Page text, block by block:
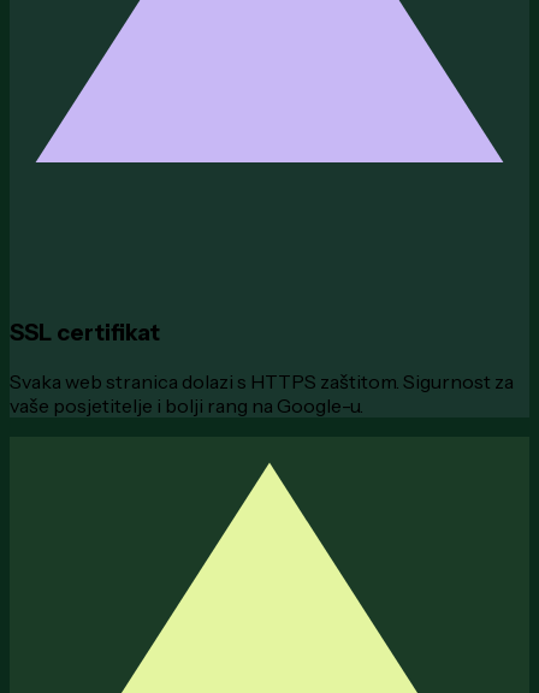
SSL certifikat
Svaka web stranica dolazi s HTTPS zaštitom. Sigurnost za
vaše posjetitelje i bolji rang na Google-u.